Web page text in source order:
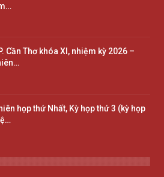
Cần Thơ khóa XI, nhiệm kỳ 2026 –
họp thứ Nhất, Kỳ họp thứ 3 (kỳ họp